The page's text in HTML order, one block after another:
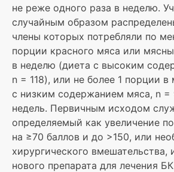
не реже одного раза в неделю.
случайным образом
члены которых потребляли по
порции красного мяса или
в неделю (диета с высоким
n = 118), или не более 1 порции в
с низким содержанием мяса, n =
недель. Первичным исходом
определяемый как увеличение
на ≥70 баллов и до >150, или
хирургического вмешательства,
нового препарата для лечения